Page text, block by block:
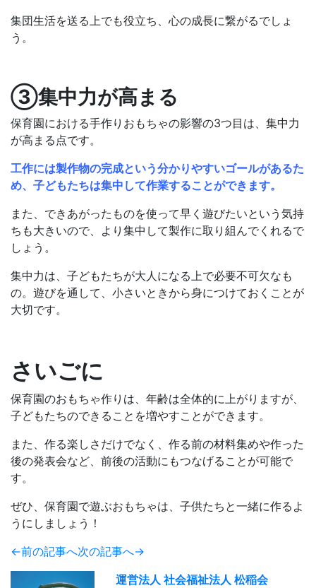
集団生活を送る上でも役立ち、心の成長に繋がるでしょ
う。
③集中力が高まる
保育園における手作りおもちゃの影響の3つ目は、集中力
が高まる点です。
工作には製作物の完成という分かりやすいゴールがあるた
め、子どもたちは集中して作業することができます。
また、できあがったものを使って早く遊びたいという気持
ちも大きいので、より集中して製作に取り組んでくれるで
しょう。
集中力は、子どもたちが大人になる上で必要不可欠なも
の。遊びを通して、小さいときから身につけておくことが
大切です。
さいごに
保育園のおもちゃ作りは、年齢は全体的に上がりますが、
子どもたちのできることを増やすことができます。
また、作る楽しさだけでなく、作る前の材料集めや作った
後の発表会など、前後の活動にもつなげることが可能で
す。
ぜひ、保育園で遊ぶおもちゃは、子供たちと一緒に作るよ
うにしましょう！
←前の記事へ次の記事へ→
運営法人 社会福祉法人 松稲会